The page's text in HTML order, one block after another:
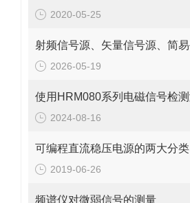
2020-05-25
2026-05-19
2024-08-16
可编程直流稳压电源的两大分类
2019-06-26
频谱仪对微弱信号的测量